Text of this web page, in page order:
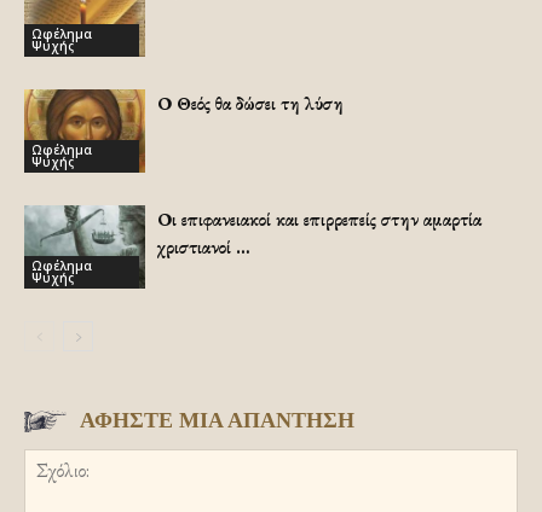
Ωφέλημα
Ψυχής
Ωφέλημα
Ψυχής
Ο Θεός θα δώσει τη λύση
Ωφέλημα
Ψυχής
Οι επιφανειακοί και επιρρεπείς στην αμαρτία
χριστιανοί …
ΑΦΗΣΤΕ ΜΙΑ ΑΠΑΝΤΗΣΗ